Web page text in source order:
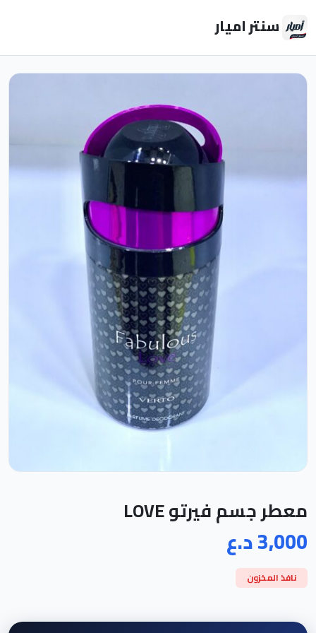
سنتر اميار
معطر جسم فيرتو LOVE
3,000 د.ع
نافذ المخزون